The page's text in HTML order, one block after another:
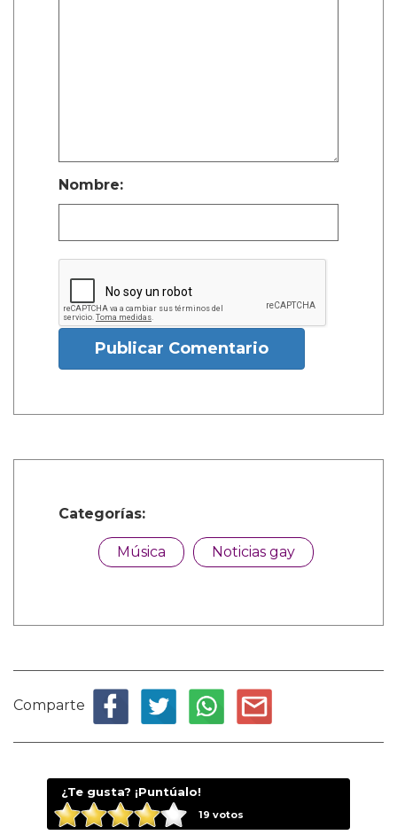
Nombre:
Publicar Comentario
Categorías:
Música Noticias gay
Comparte
¿Te gusta? ¡Puntúalo!
19 votos